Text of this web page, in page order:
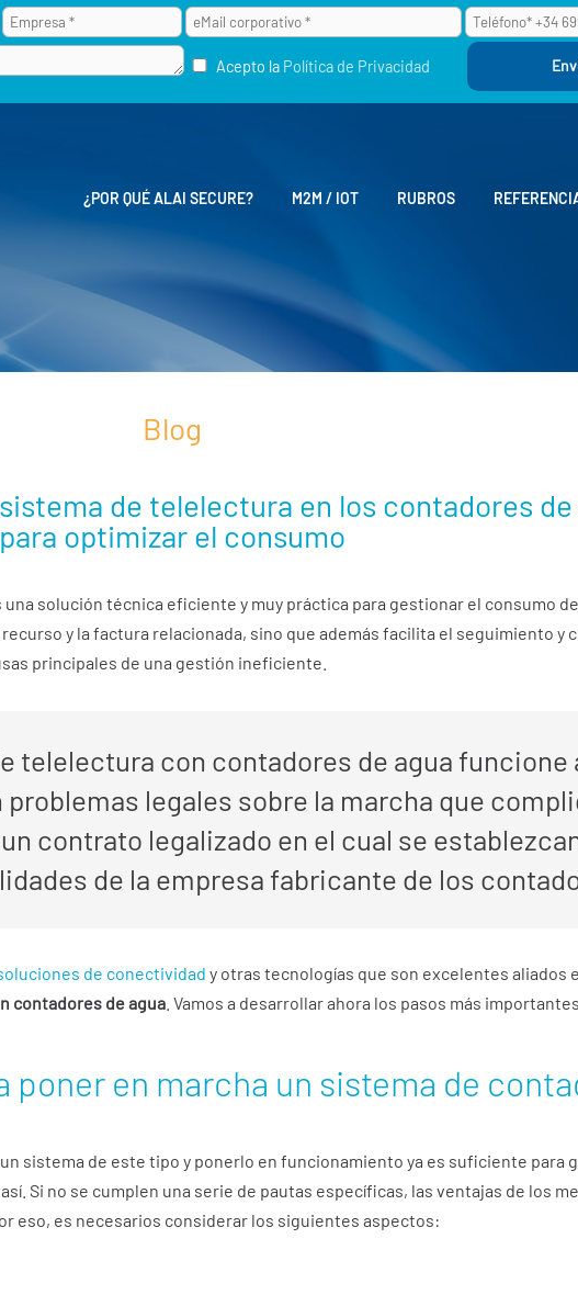
Acepto la Política de Privacidad
¿POR QUÉ ALAI SECURE? M2M / IOT RUBROS
Blog
de telelectura en los contadores de
para optimizar el consumo
una solución técnica eficiente y muy práctica para gestionar el consumo
y la factura relacionada, sino que además facilita el seguimiento y
principales de una gestión ineficiente.
telelectura con contadores de agua funcione
legales sobre la marcha que
contrato legalizado en el cual se
de la empresa fabricante de los
de conectividad y otras tecnologías que son excelentes aliados
contadores de agua . Vamos a desarrollar ahora los pasos más
poner en marcha un sistema de
sistema de este tipo y ponerlo en funcionamiento ya es suficiente para
Si no se cumplen una serie de pautas específicas, las ventajas de los
eso, es necesarios considerar los siguientes aspectos: